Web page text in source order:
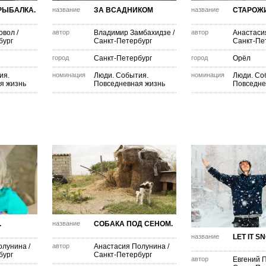
/
жизнь
название ЗА ВСАДНИКОМ
автор Владимир Замбахидзе /
Санкт-Петербург
город Санкт-Петербург
номинация
Люди. События.
Повседневная жизнь
название
автор
Санкт-
город Орёл
номинация
Люди.
/
название СОБАКА ПОД СЕНОМ.
автор Анастасия Полунина /
Санкт-Петербург
название LET IT
автор
Евгений